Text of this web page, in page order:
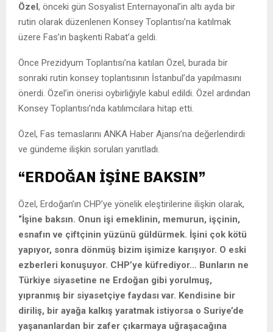
Özel, önceki gün Sosyalist Enternayonal’in altı ayda bir
rutin olarak düzenlenen Konsey Toplantısı’na katılmak
üzere Fas’ın başkenti Rabat’a geldi.
Önce Prezidyum Toplantısı’na katılan Özel, burada bir
sonraki rutin konsey toplantısının İstanbul’da yapılmasını
önerdi. Özel’in önerisi oybirliğiyle kabul edildi. Özel ardından
Konsey Toplantısı’nda katılımcılara hitap etti.
Özel, Fas temaslarını ANKA Haber Ajansı’na değerlendirdi
ve gündeme ilişkin soruları yanıtladı.
“ERDOĞAN İŞİNE BAKSIN”
Özel, Erdoğan’ın CHP’ye yönelik eleştirilerine ilişkin olarak,
“İşine baksın. Onun işi emeklinin, memurun, işçinin,
esnafın ve çiftçinin yüzünü güldürmek. İşini çok kötü
yapıyor, sonra dönmüş bizim işimize karışıyor. O eski
ezberleri konuşuyor. CHP’ye küfrediyor… Bunların ne
Türkiye siyasetine ne Erdoğan gibi yorulmuş,
yıpranmış bir siyasetçiye faydası var. Kendisine bir
diriliş, bir ayağa kalkış yaratmak istiyorsa o Suriye’de
yaşananlardan bir zafer çıkarmaya uğraşacağına